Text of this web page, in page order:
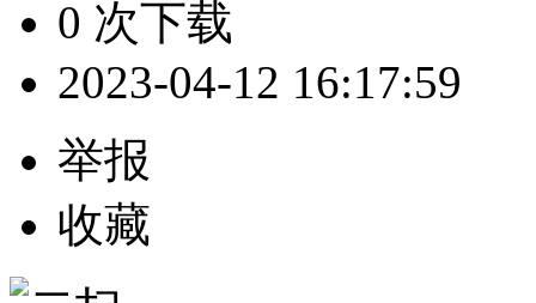
0 次下载
2023-04-12 16:17:59
举报
收藏